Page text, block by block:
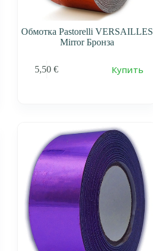
Обмотка Pastorelli VERSAILLES
Mirror Бронза
5,50€ Купить